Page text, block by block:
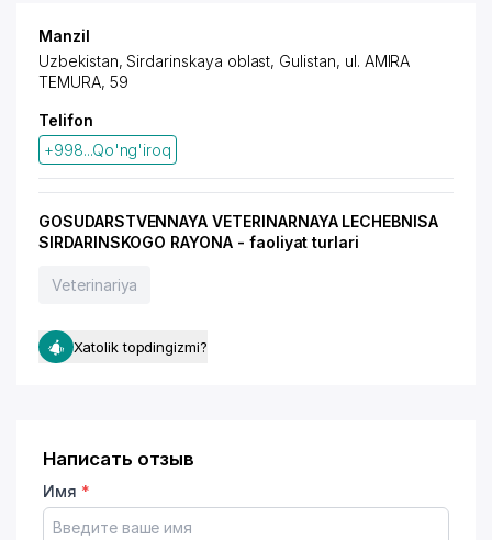
Manzil
Uzbekistan, Sirdarinskaya oblast, Gulistan, ul. AMIRA
TEMURA, 59
Telifon
+998...Qo'ng'iroq
GOSUDARSTVENNAYA VETERINARNAYA LECHEBNISA
SIRDARINSKOGO RAYONA - faoliyat turlari
Veterinariya
Xatolik topdingizmi?
Написать отзыв
Имя *